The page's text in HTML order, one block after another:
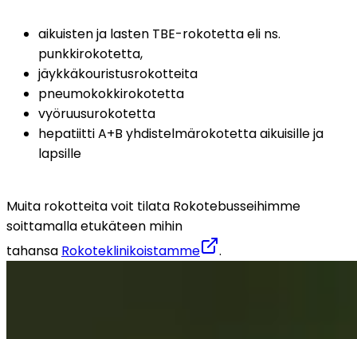
aikuisten ja lasten TBE-rokotetta eli ns.
punkkirokotetta,
jäykkäkouristusrokotteita
pneumokokkirokotetta
vyöruusurokotetta
hepatiitti A+B yhdistelmärokotetta aikuisille ja
lapsille
Muita rokotteita voit tilata Rokotebusseihimme
soittamalla etukäteen mihin
tahansa Rokoteklinikoistamme .